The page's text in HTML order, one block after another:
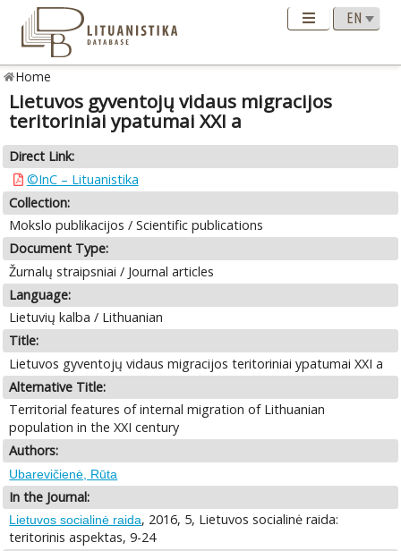
Home
Lietuvos gyventojų vidaus migracijos
teritoriniai ypatumai XXI a
Direct Link:
©InC – Lituanistika
Collection:
Mokslo publikacijos / Scientific publications
Document Type:
Žurnalų straipsniai / Journal articles
Language:
Lietuvių kalba / Lithuanian
Title:
Lietuvos gyventojų vidaus migracijos teritoriniai ypatumai XXI a
Alternative Title:
Territorial features of internal migration of Lithuanian
population in the XXI century
Authors:
Ubarevičienė, Rūta
In the Journal:
Lietuvos socialinė raida, 2016, 5, Lietuvos socialinė raida:
teritorinis aspektas, 9-24